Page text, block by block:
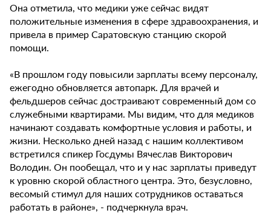
Она отметила, что медики уже сейчас видят
положительные изменения в сфере здравоохранения, и
привела в пример Саратовскую станцию скорой
помощи.
«В прошлом году повысили зарплаты всему персоналу,
ежегодно обновляется автопарк. Для врачей и
фельдшеров сейчас достраивают современный дом со
служебными квартирами. Мы видим, что для медиков
начинают создавать комфортные условия и работы, и
жизни. Несколько дней назад с нашим коллективом
встретился спикер Госдумы Вячеслав Викторович
Володин. Он пообещал, что и у нас зарплаты приведут
к уровню скорой областного центра. Это, безусловно,
весомый стимул для наших сотрудников оставаться
работать в районе», - подчеркнула врач.